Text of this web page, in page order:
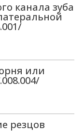
канала зуба
или
резцов